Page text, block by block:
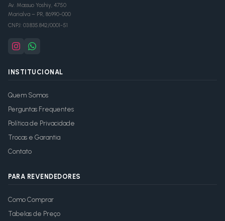
Av. Massuo Yoshiy, 4750
Marialva – PR, 86990-000
CNPJ: 03.835.842/0001-51
INSTITUCIONAL
Quem Somos
Perguntas Frequentes
Política de Privacidade
Trocas e Garantia
Contato
PARA REVENDEDORES
Como Comprar
Tabelas de Preço